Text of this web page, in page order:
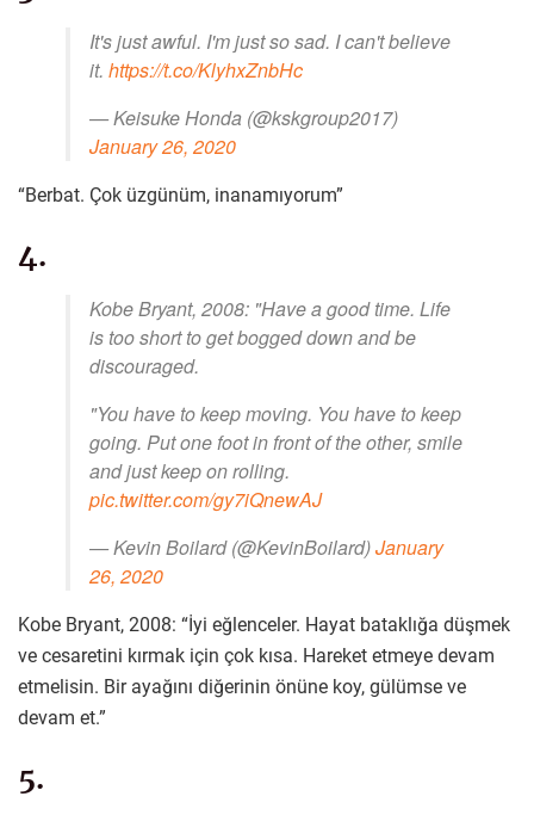
It's just awful. I'm just so sad. I can't believe
it. https://t.co/KlyhxZnbHc
— Keisuke Honda (@kskgroup2017)
January 26, 2020
“Berbat. Çok üzgünüm, inanamıyorum”
4.
Kobe Bryant, 2008: "Have a good time. Life
is too short to get bogged down and be
discouraged.
"You have to keep moving. You have to keep
going. Put one foot in front of the other, smile
and just keep on rolling.
pic.twitter.com/gy7iQnewAJ
— Kevin Boilard (@KevinBoilard)January
26, 2020
Kobe Bryant, 2008: “İyi eğlenceler. Hayat bataklığa düşmek
ve cesaretini kırmak için çok kısa. Hareket etmeye devam
etmelisin. Bir ayağını diğerinin önüne koy, gülümse ve
devam et.”
5.